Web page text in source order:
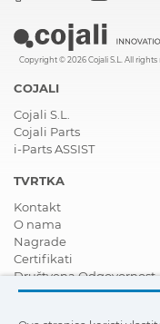
Copyright © 2026 Cojali S.L. All rights
COJALI
Cojali S.L.
Cojali Parts
i-Parts ASSIST
TVRTKA
Kontakt
O nama
Nagrade
Certifikati
Društvena Odgovornost
Postanite distributer